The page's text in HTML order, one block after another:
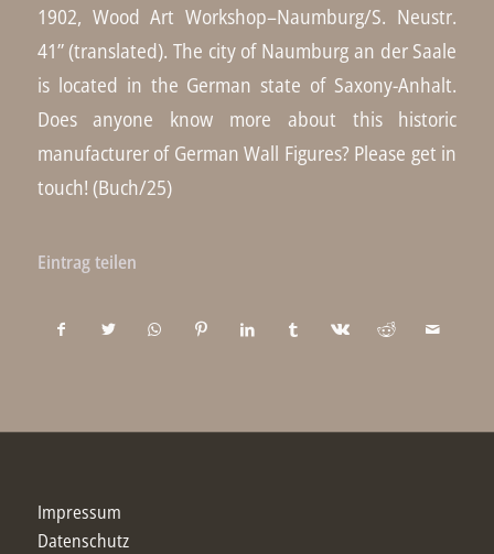
1902, Wood Art Workshop–Naumburg/S. Neustr.
41” (translated). The city of Naumburg an der Saale
is located in the German state of Saxony-Anhalt.
Does anyone know more about this historic
manufacturer of German Wall Figures? Please get in
touch! (Buch/25)
Eintrag teilen
Impressum
Datenschutz